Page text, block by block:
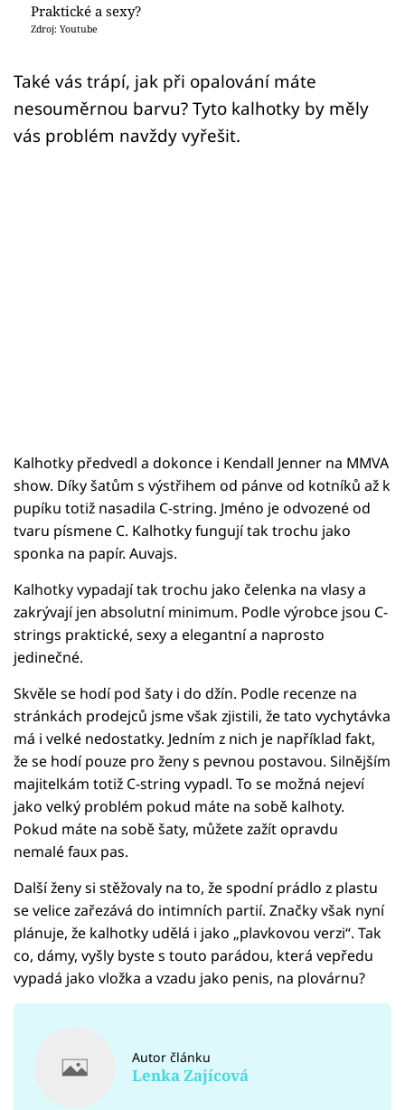
Přihlášení
Sledujte nás
Praktické a sexy?
Zdroj: Youtube
Také vás trápí, jak při opalování máte
nesouměrnou barvu? Tyto kalhotky by měly
vás problém navždy vyřešit.
Kalhotky předvedl a dokonce i Kendall Jenner na MMVA
show. Díky šatům s výstřihem od pánve od kotníků až k
pupíku totiž nasadila C-string. Jméno je odvozené od
tvaru písmene C. Kalhotky fungují tak trochu jako
sponka na papír. Auvajs.
Kalhotky vypadají tak trochu jako čelenka na vlasy a
zakrývají jen absolutní minimum. Podle výrobce jsou C-
strings praktické, sexy a elegantní a naprosto
jedinečné.
Skvěle se hodí pod šaty i do džín. Podle recenze na
stránkách prodejců jsme však zjistili, že tato vychytávka
má i velké nedostatky. Jedním z nich je například fakt,
že se hodí pouze pro ženy s pevnou postavou. Silnějším
majitelkám totiž C-string vypadl. To se možná nejeví
jako velký problém pokud máte na sobě kalhoty.
Pokud máte na sobě šaty, můžete zažít opravdu
nemalé faux pas.
Další ženy si stěžovaly na to, že spodní prádlo z plastu
se velice zařezává do intimních partií. Značky však nyní
plánuje, že kalhotky udělá i jako „plavkovou verzi“. Tak
co, dámy, vyšly byste s touto parádou, která vepředu
vypadá jako vložka a vzadu jako penis, na plovárnu?
Autor článku
Lenka Zajícová